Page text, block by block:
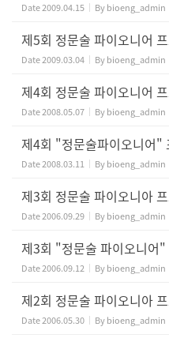
Date2009.04.15 Bybioeng_admin
제5회 정문술 파이오니어
Date2009.03.04 Bybioeng_admin
제4회 정문술 파이오니어
Date2008.05.07 Bybioeng_admin
제4회 "정문술파이오니어"
Date2008.03.11 Bybioeng_admin
제3회 정문술 파이오니아
Date2006.09.29 Bybioeng_admin
제3회 "정문술 파이오니어
Date2006.09.12 Bybioeng_admin
제2회 정문술 파이오니아
Date2006.05.30 Bybioeng_admin